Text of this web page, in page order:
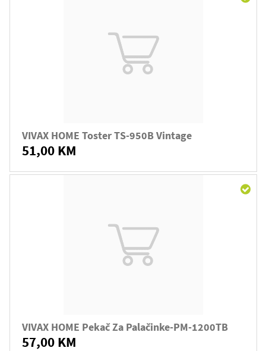
VIVAX HOME Toster TS-950B Vintage
51,00 KM
VIVAX HOME Pekač Za Palačinke-PM-1200TB
57,00 KM